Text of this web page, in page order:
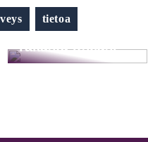
tietoa
Pysy terveenä ja
rakasta itseäsi